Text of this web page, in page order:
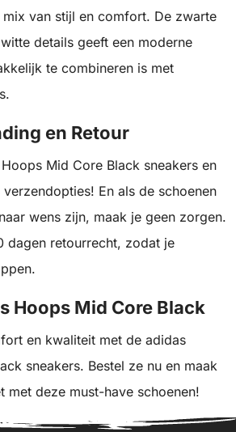
van stijl en comfort. De zwarte
details geeft een moderne
te combineren is met
en Retour
Mid Core Black sneakers en
En als de schoenen
wens zijn, maak je geen zorgen.
dagen retourrecht, zodat je
Hoops Mid Core Black
en kwaliteit met de adidas
sneakers. Bestel ze nu en maak
met deze must-have schoenen!